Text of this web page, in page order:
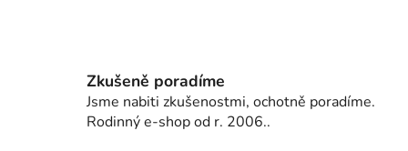
Zkušeně poradíme
Jsme nabiti zkušenostmi, ochotně poradíme.
Rodinný e-shop od r. 2006..